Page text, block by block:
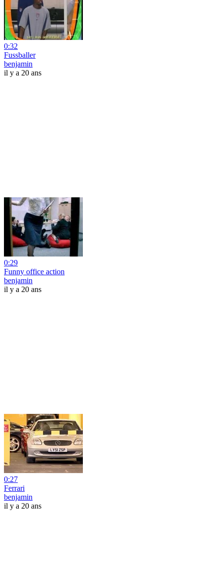
0:32
Fussballer
benjamin
il y a 20 ans
0:29
Funny office action
benjamin
il y a 20 ans
0:27
Ferrari
benjamin
il y a 20 ans